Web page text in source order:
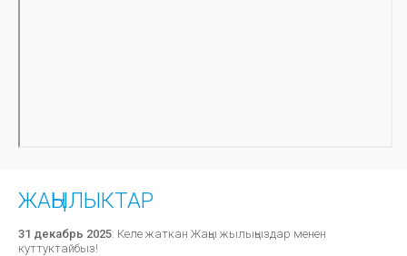
ЖАҢЫЛЫКТАР
31 декабрь 2025: Келе жаткан Жаңы жылыңыздар менен
куттуктайбыз!